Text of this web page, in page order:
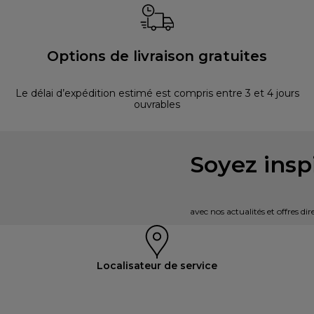
Options de livraison gratuites
Le délai d’expédition estimé est compris entre 3 et 4 jours
ouvrables
Soyez
avec nos actualités et offres
Localisateur de service